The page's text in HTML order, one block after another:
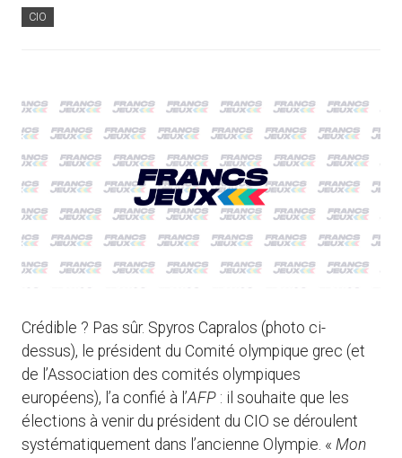
CIO
Crédible ? Pas sûr. Spyros Capralos (photo ci-
dessus), le président du Comité olympique grec (et
de l’Association des comités olympiques
européens), l’a confié à l’AFP : il souhaite que les
élections à venir du président du CIO se déroulent
systématiquement dans l’ancienne Olympie. « Mon